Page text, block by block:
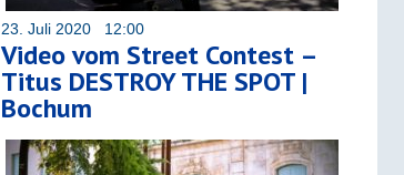
23. Juli 2020 12:00
Video vom Street Contest –
Titus DESTROY THE SPOT |
Bochum